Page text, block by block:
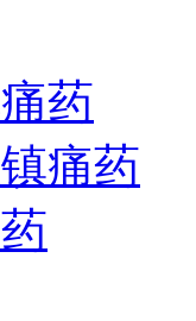
药
痛药